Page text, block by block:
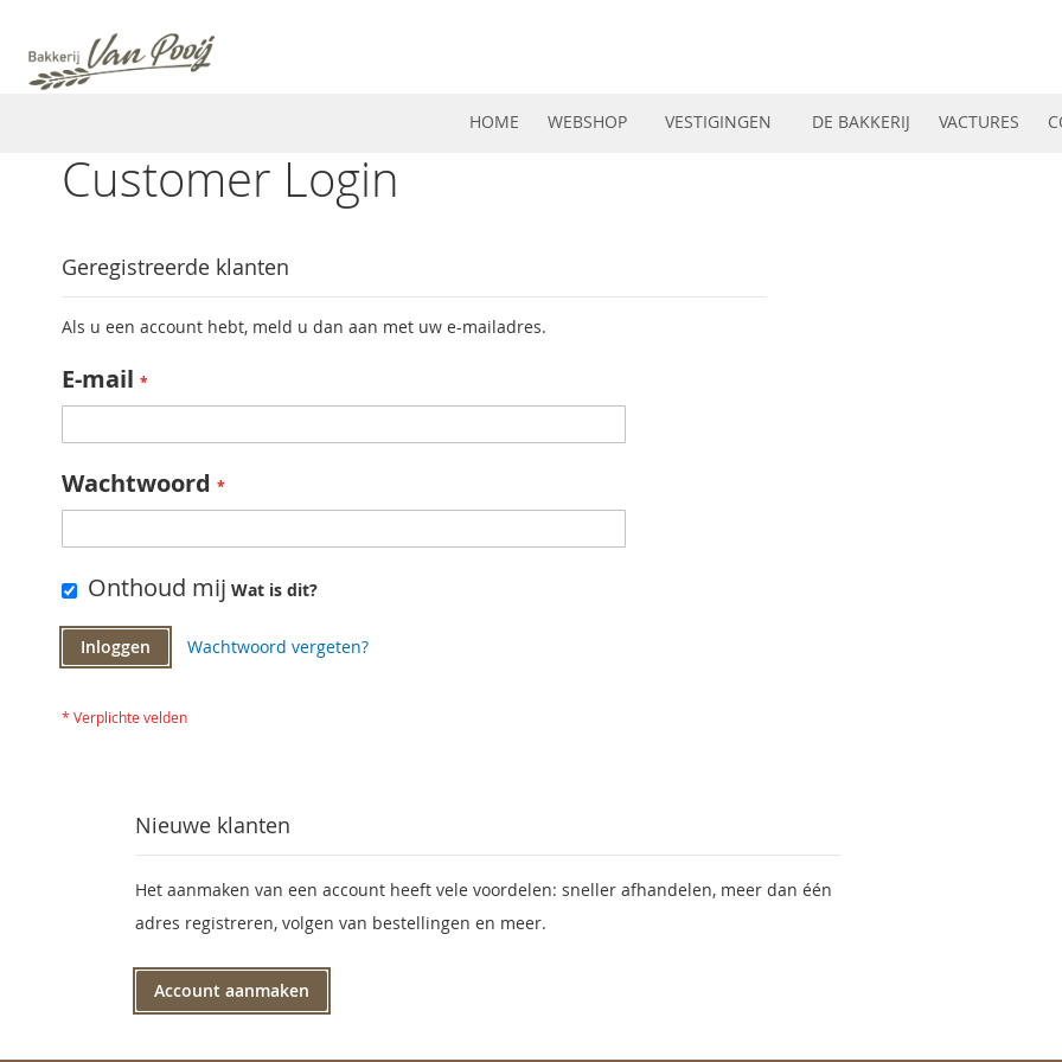
HOME
WEBSHOP VESTIGINGEN DE BAKKERIJ VACTURES
Customer Login
Geregistreerde klanten
Als u een account hebt, meld u dan aan met uw e-mailadres.
E-mail
Wachtwoord
Onthoud mij Wat is dit?
Inloggen Wachtwoord vergeten?
Nieuwe klanten
Het aanmaken van een account heeft vele voordelen: sneller afhandelen, meer dan één
adres registreren, volgen van bestellingen en meer.
Account aanmaken